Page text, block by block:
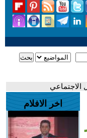
الاجتماعي
اخر الافلام